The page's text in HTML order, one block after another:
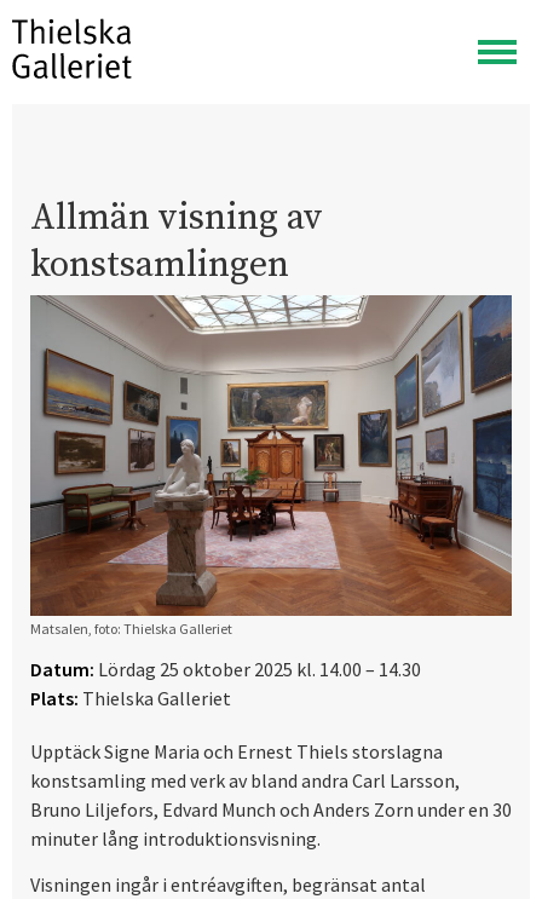
Visa
meny
Allmän visning av
konstsamlingen
Matsalen, foto: Thielska Galleriet
Datum: Lördag 25 oktober 2025 kl. 14.00 – 14.30
Plats: Thielska Galleriet
Upptäck Signe Maria och Ernest Thiels storslagna
konstsamling med verk av bland andra Carl Larsson,
Bruno Liljefors, Edvard Munch och Anders Zorn under en 30
minuter lång introduktionsvisning.
Visningen ingår i entréavgiften, begränsat antal